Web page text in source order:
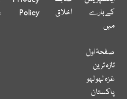
کے بارے
میں
اخلاق
Policy
صفحۂ اول
تازہ ترین
غزہ لہو لہو
پاکستان